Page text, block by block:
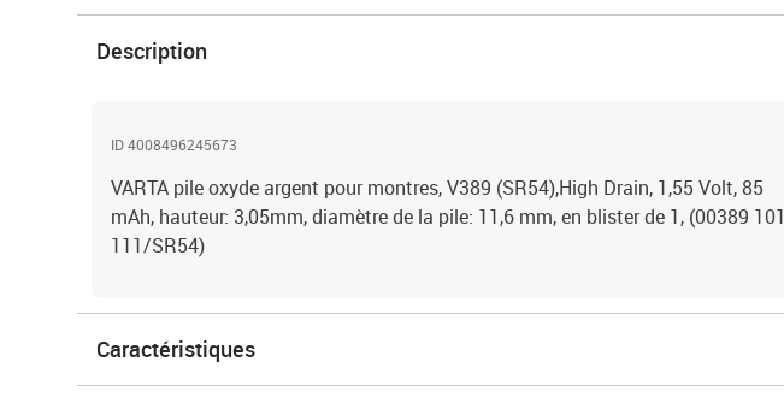
Description
ID 4008496245673
VARTA pile oxyde argent pour montres, V389 (SR54),High Drain, 1,55 Volt, 85
mAh, hauteur: 3,05mm, diamètre de la pile: 11,6 mm, en blister de 1, (00389 101
111/SR54)
Caractéristiques